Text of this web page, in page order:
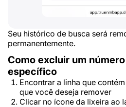
Seu histórico de busca será
permanentemente.
Como excluir um
específico
Encontrar a linha que
que você deseja remover
Clicar no ícone da lixeira ao